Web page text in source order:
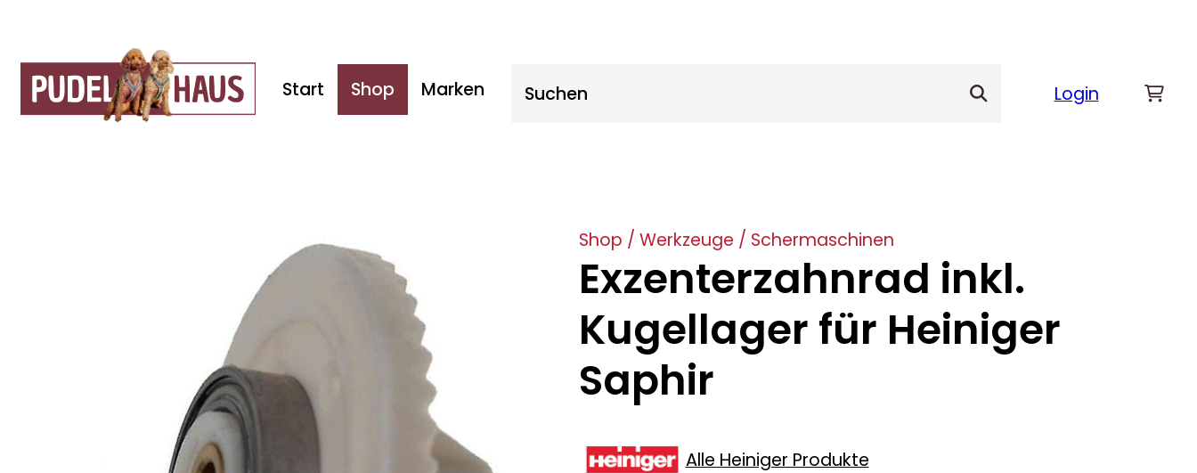
Start Shop Marken Login
Shop / Werkzeuge / Schermaschinen
Exzenterzahnrad inkl.
Kugellager für Heiniger
Saphir
Alle Heiniger Produkte